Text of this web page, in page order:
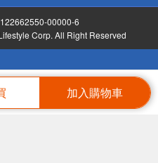
加入購物車
00000-6
Corp. All Right Reserved